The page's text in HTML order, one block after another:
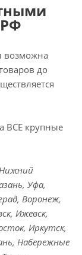
возможна
до
ВСЕ крупные
Уфа,
Воронеж,
Ижевск,
Иркутск,
Набережные